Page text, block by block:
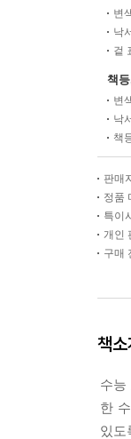
변
낙
겉
책
변
낙
책
판매
정품
특이
개인
구매
책소
수능
한
있도